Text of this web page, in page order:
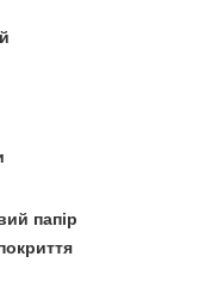
папір